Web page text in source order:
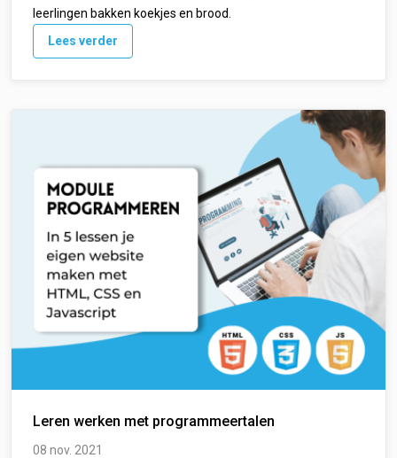
leerlingen bakken koekjes en brood.
Lees verder
Leren werken met programmeertalen
08 nov. 2021